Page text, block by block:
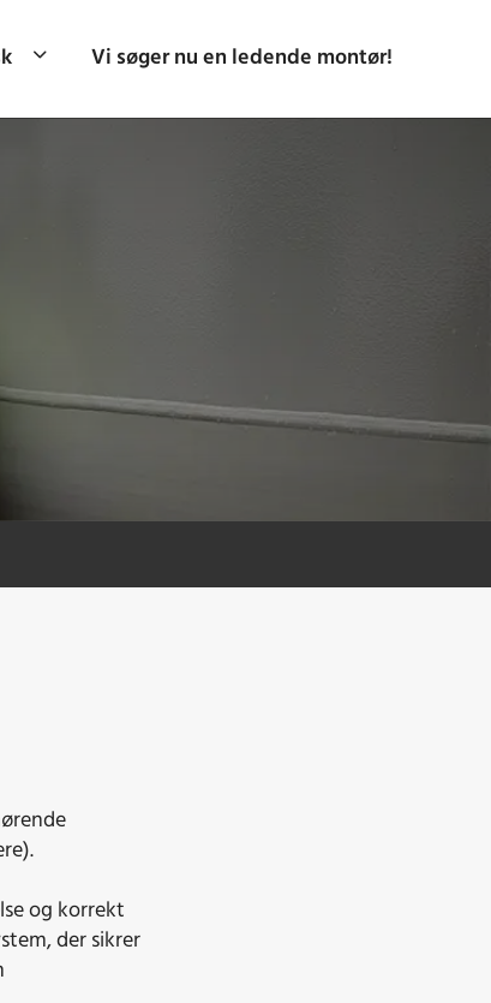
Vi søger nu en ledende montør!
og korrekt
der sikrer